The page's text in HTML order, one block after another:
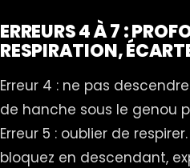
ERREURS 4 À 7 :
RESPIRATION,
Erreur 4 : ne pas
de hanche sous le genou
Erreur 5 : oublier de
bloquez en descendant,